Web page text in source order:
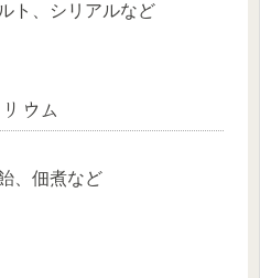
ト、シリアルなど
ウム
、佃煮など